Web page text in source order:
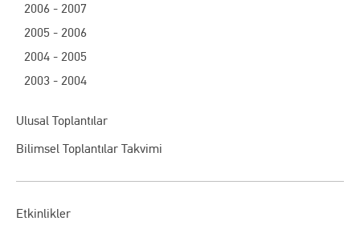
2006 - 2007
2005 - 2006
2004 - 2005
2003 - 2004
Ulusal Toplantılar
Bilimsel Toplantılar Takvimi
Etkinlikler